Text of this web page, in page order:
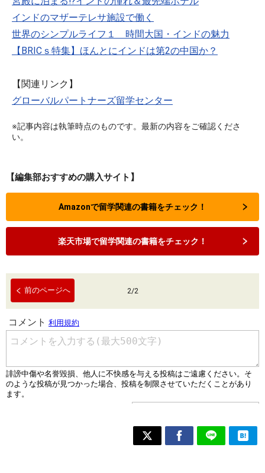
インドのマザーテレサ施設で働く
世界のシンプルライフ１ 時間大国・インドの魅力
【BRICｓ特集】ほんとにインドは第2の中国か？
【関連リンク】
グローバルパートナーズ留学センター
※記事内容は執筆時点のものです。最新の内容をご確認くださ
い。
【編集部おすすめの購入サイト】
Amazonで留学関連の書籍をチェック！
楽天市場で留学関連の書籍をチェック！
前のページへ 2/2